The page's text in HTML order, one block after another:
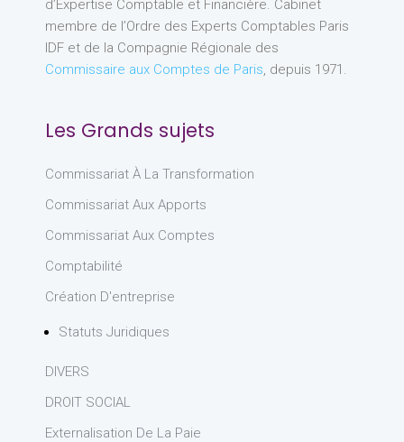
d’Expertise Comptable et Financière. Cabinet
membre de l’Ordre des Experts Comptables Paris
IDF et de la Compagnie Régionale des
Commissaire aux Comptes de Paris, depuis 1971.
Les Grands sujets
Commissariat À La Transformation
Commissariat Aux Apports
Commissariat Aux Comptes
Comptabilité
Création D'entreprise
Statuts Juridiques
DIVERS
DROIT SOCIAL
Externalisation De La Paie